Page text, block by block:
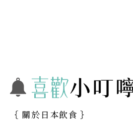
｛ 關於日本飲食 ｝